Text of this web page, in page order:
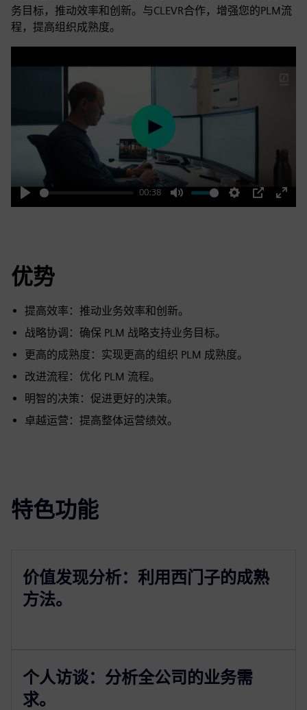
务目标，推动效率和创新。与CLEVR合作，增强您的PLM流
程，提高组织成熟度。
Play
00:38
Mute Settings
PIP
Enter
Play
优势
提高效率：推动业务效率和创新。
战略协调：确保 PLM 战略支持业务目标。
更高的成熟度：实现更高的组织 PLM 成熟度。
改进流程：优化 PLM 流程。
明智的决策：促进更好的决策。
卓越运营：提高整体运营绩效。
特色功能
价值发现分析：利用西门子的成熟
方法。
个人访谈：分析全公司的业务需
求。